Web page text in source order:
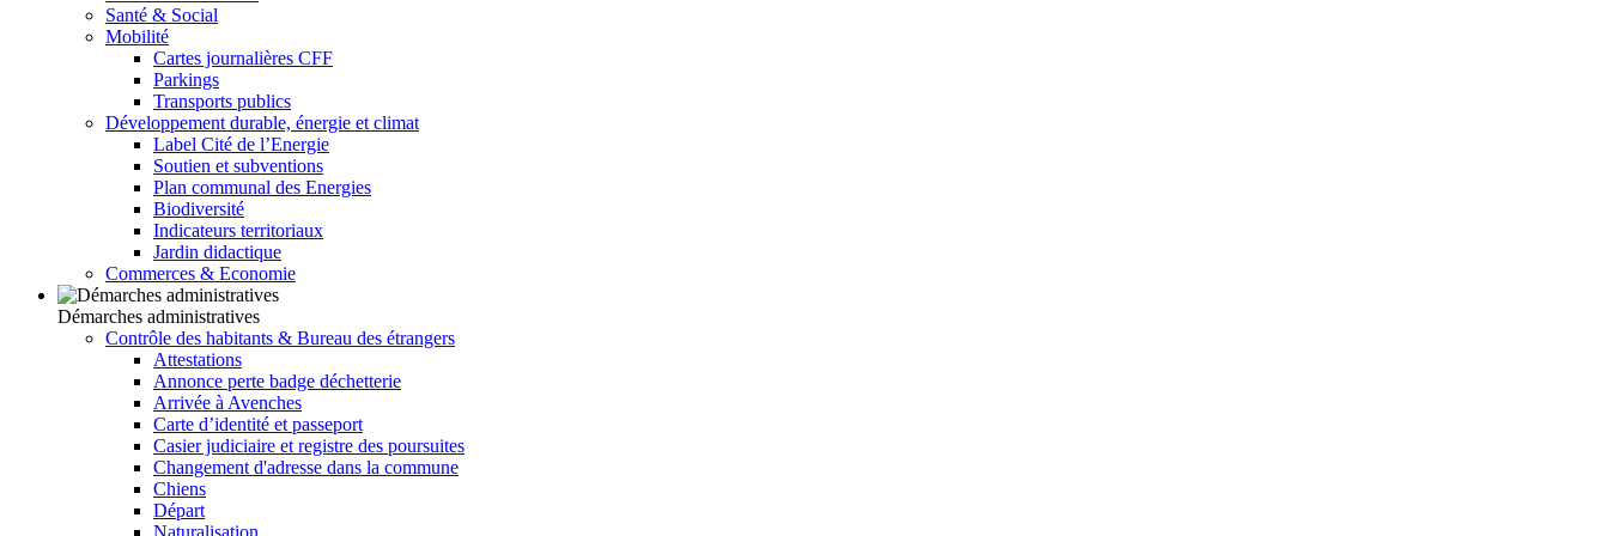
Santé & Social
Mobilité
Cartes journalières CFF
Parkings
Transports publics
Développement durable, énergie et climat
Label Cité de l’Energie
Soutien et subventions
Plan communal des Energies
Biodiversité
Indicateurs territoriaux
Jardin didactique
Commerces & Economie
Démarches administratives
Contrôle des habitants & Bureau des étrangers
Attestations
Annonce perte badge déchetterie
Arrivée à Avenches
Carte d’identité et passeport
Casier judiciaire et registre des poursuites
Changement d'adresse dans la commune
Chiens
Départ
Naturalisation